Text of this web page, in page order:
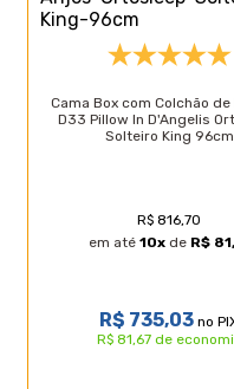
Especificações
- Marca: Anjos;
- Tipo de molas:
- Matéria prima:
- Tipo de conforto:
- Garantia: 12 meses;
- Dimensões do
Solteiro King:
Cama Box com Colchão de
D33 Pillow In D'Angelis
Solteiro King 96cm
R$ 816,70
em até 10xde R$
R$ 735,03 no
R$ 81,67 de